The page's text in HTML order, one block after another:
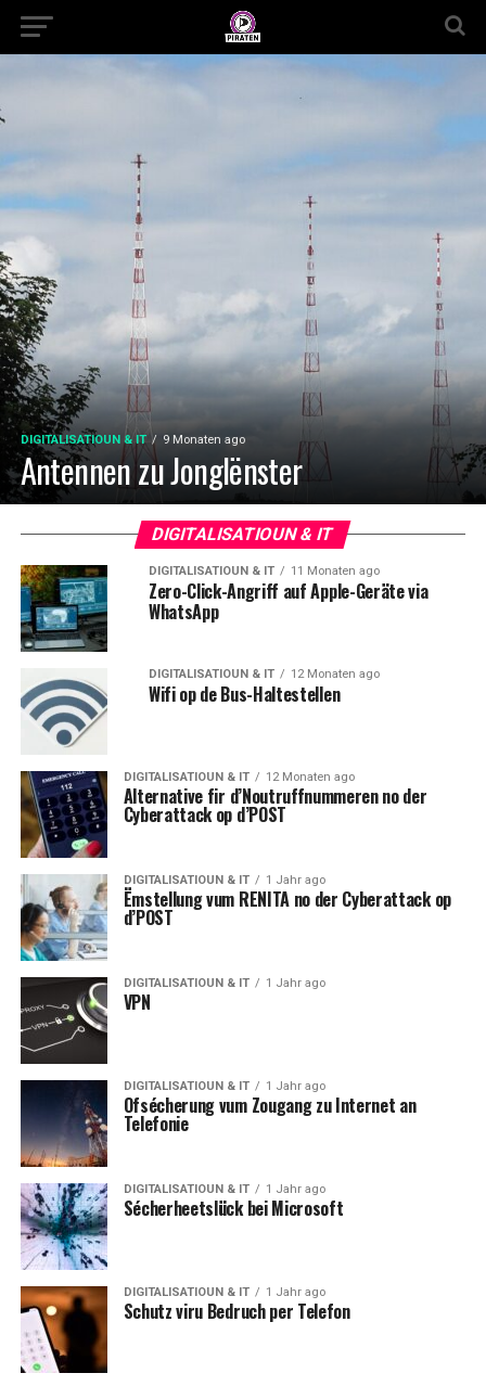
DIGITALISATIOUN & IT 9 Monaten ago
Antennen zu Jonglënster
DIGITALISATIOUN & IT
DIGITALISATIOUN & IT 11 Monaten ago
Zero-Click-Angriff auf Apple-Geräte via
WhatsApp
DIGITALISATIOUN & IT 12 Monaten ago
Wifi op de Bus-Haltestellen
DIGITALISATIOUN & IT 12 Monaten ago
Alternative fir d’Noutruffnummeren no der
Cyberattack op d’POST
DIGITALISATIOUN & IT 1 Jahr ago
Ëmstellung vum RENITA no der Cyberattack op
d’POST
DIGITALISATIOUN & IT 1 Jahr ago
VPN
DIGITALISATIOUN & IT 1 Jahr ago
Ofsécherung vum Zougang zu Internet an
Telefonie
DIGITALISATIOUN & IT 1 Jahr ago
Sécherheetslück bei Microsoft
DIGITALISATIOUN & IT 1 Jahr ago
Schutz viru Bedruch per Telefon